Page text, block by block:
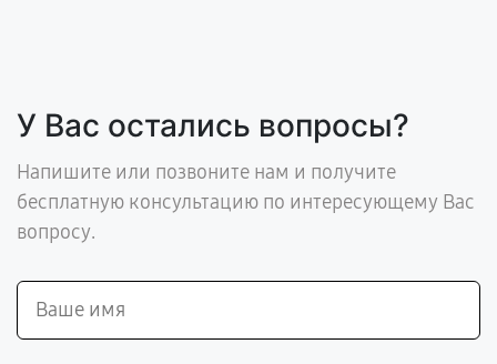
У Вас остались вопросы?
Напишите или позвоните нам и получите
бесплатную консультацию по интересующему Вас
вопросу.